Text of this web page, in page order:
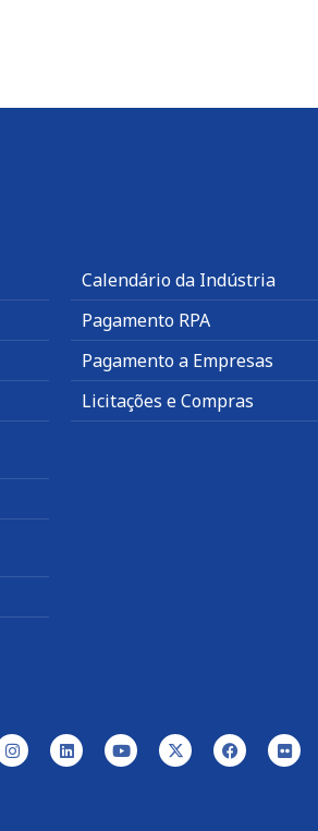
Calendário da Indústria
Pagamento RPA
Pagamento a Empresas
Licitações e Compras